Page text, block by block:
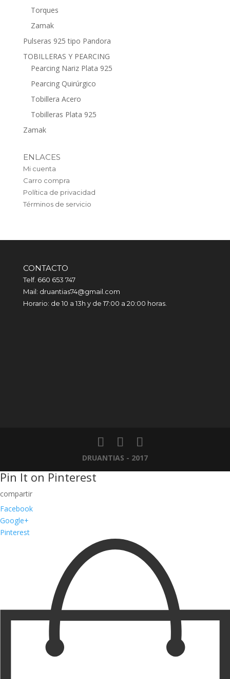
Torques
Zamak
Pulseras 925 tipo Pandora
TOBILLERAS Y PEARCING
Pearcing Nariz Plata 925
Pearcing Quirúrgico
Tobillera Acero
Tobilleras Plata 925
Zamak
ENLACES
Mi cuenta
Carro compra
Política de privacidad
Términos de servicio
CONTACTO
Telf. 660 653 747
Mail: druantias74@gmail.com
Horario: de 10 a 13h y de 17:00 a 20:00 horas.
DRUANTIAS - 2017
Pin It on Pinterest
Facebook
Google+
Pinterest